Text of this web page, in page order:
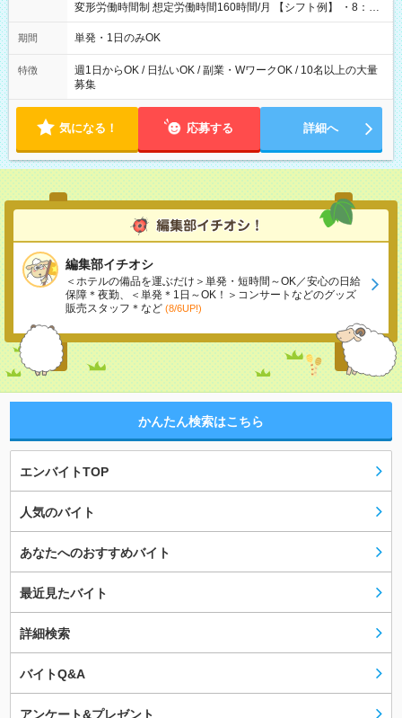
変形労働時間制 想定労働時間160時間/月 【シフト例】 ・8：00
～21：00
期間 単発・1日のみOK
特徴
週1日からOK / 日払いOK / 副業・WワークOK / 10名以上の大量
募集
気になる！ 応募する 詳細へ
編集部イチオシ
＜ホテルの備品を運ぶだけ＞単発・短時間～OK／安心の日給
保障＊夜勤、＜単発＊1日～OK！＞コンサートなどのグッズ
販売スタッフ＊など (8/6UP!)
かんたん検索はこちら
エンバイトTOP
人気のバイト
あなたへのおすすめバイト
最近見たバイト
詳細検索
バイトQ&A
アンケート&プレゼント